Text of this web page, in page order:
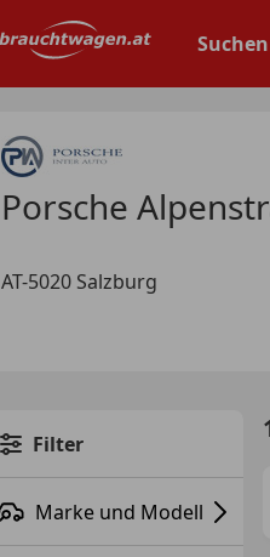
Suchen
Porsche
AT-5020 Salzburg
Filter
Marke und Modell